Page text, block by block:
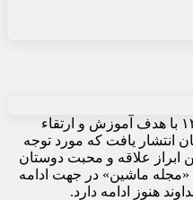
«مجله ماشین» از مهرماه سال ۱۳۵۸ با هدف آموزش و ارتقاء
انتشار یافت که مورد توجه
ابراز علاقه و محبت دوستان
«مجله ماشین» در جهت ادامه
هنوز ادامه دارد.